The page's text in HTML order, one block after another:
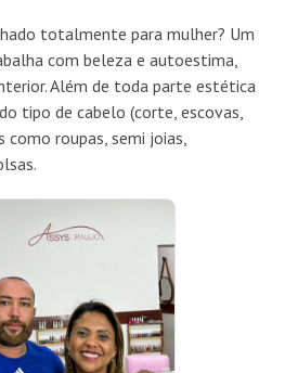
totalmente para mulher? Um
com beleza e autoestima,
Além de toda parte estética
tipo de cabelo (corte, escovas,
roupas, semi joias,